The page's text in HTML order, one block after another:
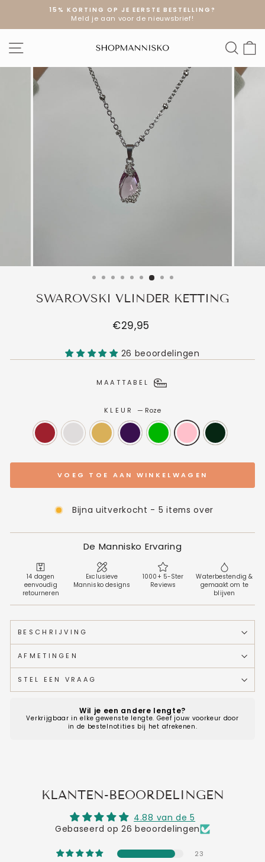
artikel
Diavoorstelling
15% KORTING OP JE EERSTE BESTELLING?
Meld je aan voor de nieuwsbrief!
SITE NAVIGATIE
SWAROVSKI VLINDER KETTING
Normale
€29,95
26 beoordelingen
MAATTABEL
KLEUR — Roze
VOEG TOE AAN WINKELWAGEN
Bijna uitverkocht - 5 items over
De Mannisko Ervaring
14 dagen
eenvoudig
retourneren
Exclusieve
Mannisko designs
1000+ 5-Ster
Reviews
Waterbestendig &
gemaakt om te
blijven
BESCHRIJVING
AFMETINGEN
STEL EEN VRAAG
Wil je een andere lengte?
Verkrijgbaar in elke gewenste lengte. Geef jouw voorkeur door
in de bestelnotities bij het afrekenen.
KLANTEN-BEOORDELINGEN
4.88 van de 5
Gebaseerd op 26 beoordelingen
23